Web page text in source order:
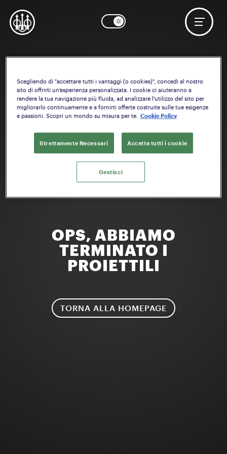
OPS, ABBIAMO
TERMINATO I
PROIETTILI
TORNA ALLA HOMEPAGE
Scegliendo di "accettare tutti i vantaggi (o cookies)", concedi al nostro
sito di offrirti un'esperienza personalizzata. I cookie ci aiuteranno a
rendere la tua navigazione più fluida, ad analizzare l'utilizzo del sito per
migliorarlo continuamente e a fornirti offerte costruite sulle tue esigenze
e passioni. Scopri un mondo su misura per te. Cookie Policy
Strettamente Necessari Accetta tutti i cookie
Gestisci